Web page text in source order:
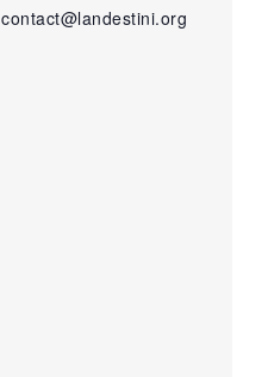
contact@landestini.org